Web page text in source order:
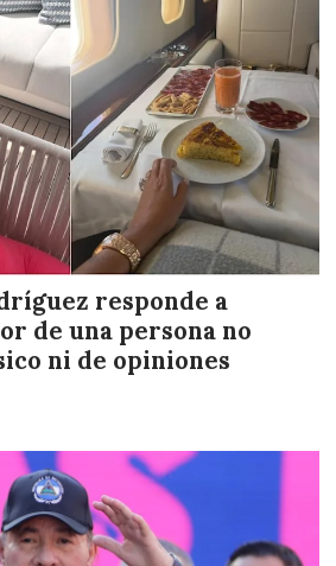
responde a
de una persona no
ni de opiniones